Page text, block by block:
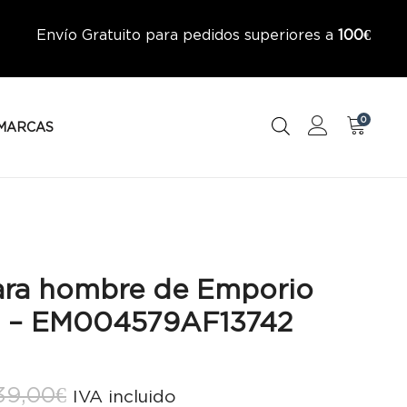
Envío Gratuito para pedidos superiores a 100€
0
hombre de Emporio
EM004579AF13742
€ El
El
IVA incluido